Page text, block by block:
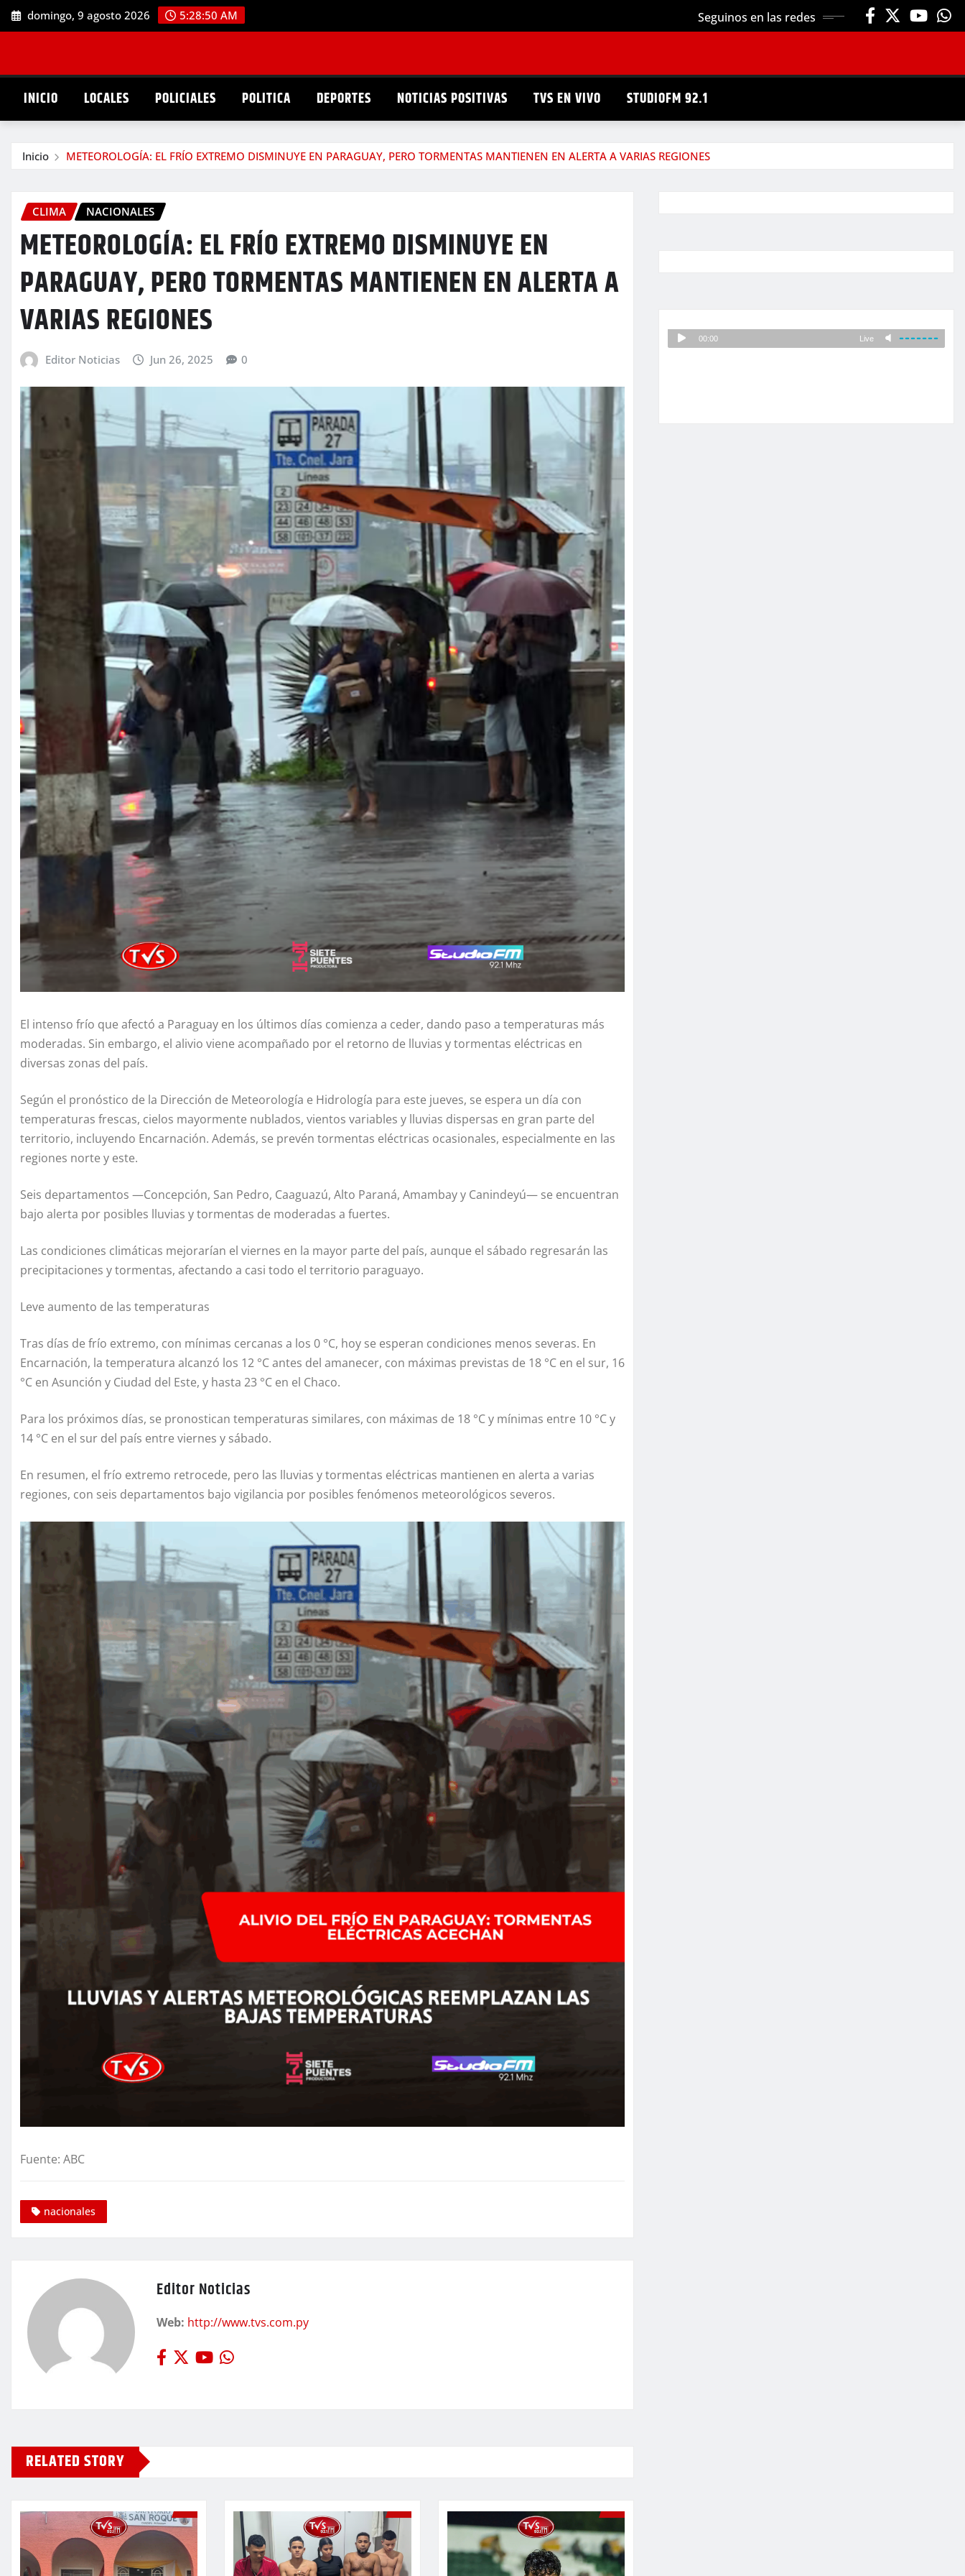
Saltar
al
domingo, 9 agosto 2026 5:28:52 AM Seguinos en las redes
INICIO LOCALES POLICIALES POLITICA DEPORTES NOTICIAS POSITIVAS TVS EN VIVO STUDIOFM 92.1
Inicio METEOROLOGÍA: EL FRÍO EXTREMO DISMINUYE EN PARAGUAY, PERO TORMENTAS MANTIENEN EN ALERTA A VARIAS REGIONES
CLIMA NACIONALES
METEOROLOGÍA: EL FRÍO EXTREMO DISMINUYE EN
PARAGUAY, PERO TORMENTAS MANTIENEN EN ALERTA A
VARIAS REGIONES
Editor Noticias Jun 26, 2025 0
El intenso frío que afectó a Paraguay en los últimos días comienza a ceder, dando paso a temperaturas más
moderadas. Sin embargo, el alivio viene acompañado por el retorno de lluvias y tormentas eléctricas en
diversas zonas del país.
Según el pronóstico de la Dirección de Meteorología e Hidrología para este jueves, se espera un día con
temperaturas frescas, cielos mayormente nublados, vientos variables y lluvias dispersas en gran parte del
territorio, incluyendo Encarnación. Además, se prevén tormentas eléctricas ocasionales, especialmente en las
regiones norte y este.
Seis departamentos —Concepción, San Pedro, Caaguazú, Alto Paraná, Amambay y Canindeyú— se encuentran
bajo alerta por posibles lluvias y tormentas de moderadas a fuertes.
Las condiciones climáticas mejorarían el viernes en la mayor parte del país, aunque el sábado regresarán las
precipitaciones y tormentas, afectando a casi todo el territorio paraguayo.
Leve aumento de las temperaturas
Tras días de frío extremo, con mínimas cercanas a los 0 °C, hoy se esperan condiciones menos severas. En
Encarnación, la temperatura alcanzó los 12 °C antes del amanecer, con máximas previstas de 18 °C en el sur, 16
°C en Asunción y Ciudad del Este, y hasta 23 °C en el Chaco.
Para los próximos días, se pronostican temperaturas similares, con máximas de 18 °C y mínimas entre 10 °C y
14 °C en el sur del país entre viernes y sábado.
En resumen, el frío extremo retrocede, pero las lluvias y tormentas eléctricas mantienen en alerta a varias
regiones, con seis departamentos bajo vigilancia por posibles fenómenos meteorológicos severos.
Fuente: ABC
nacionales
Editor Noticias
Web: http://www.tvs.com.py
RELATED STORY